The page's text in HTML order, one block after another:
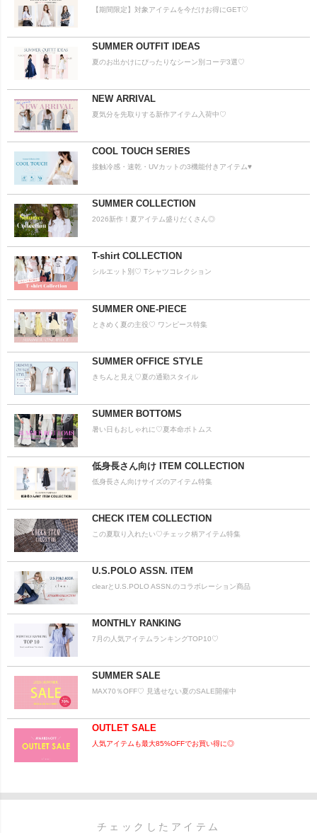
【期間限定】対象アイテムを今だけお得にGET♡
SUMMER OUTFIT IDEAS
夏のお出かけにぴったりなシーン別コーデ3選♡
NEW ARRIVAL
夏気分を先取りする新作アイテム入荷中♡
COOL TOUCH SERIES
接触冷感・速乾・UVカットの3機能付きアイテム♥
SUMMER COLLECTION
2026新作！夏アイテム盛りだくさん◎
T-shirt COLLECTION
シルエット別♡ Tシャツコレクション
SUMMER ONE-PIECE
ときめく夏の主役♡ ワンピース特集
SUMMER OFFICE STYLE
きちんと見え♡夏の通勤スタイル
SUMMER BOTTOMS
暑い日もおしゃれに♡夏本命ボトムス
低身長さん向け ITEM COLLECTION
低身長さん向けサイズのアイテム特集
CHECK ITEM COLLECTION
この夏取り入れたい♡チェック柄アイテム特集
U.S.POLO ASSN. ITEM
clearとU.S.POLO ASSN.のコラボレーション商品
MONTHLY RANKING
7月の人気アイテムランキングTOP10♡
SUMMER SALE
MAX70％OFF♡ 見逃せない夏のSALE開催中
OUTLET SALE
人気アイテムも最大85%OFFでお買い得に◎
チェックしたアイテム